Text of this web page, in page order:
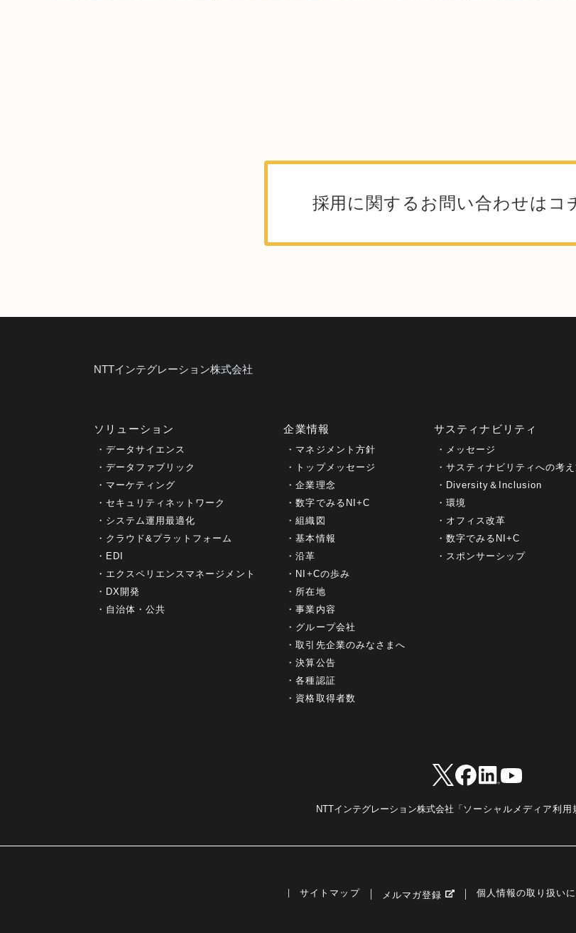
採用に関するお問い合わせはコ
NTTインテグレーション株式会社
ソリューション
データサイエンス
データファブリック
マーケティング
セキュリティネットワーク
システム運用最適化
クラウド&プラットフォーム
EDI
エクスペリエンスマネージメント
DX開発
自治体・公共
企業情報
マネジメント方針
トップメッセージ
企業理念
数字でみるNI+C
組織図
基本情報
沿革
NI+Cの歩み
所在地
事業内容
グループ会社
取引先企業のみなさまへ
決算公告
各種認証
資格取得者数
サスティナビリティ
メッセージ
サスティナビリティへの考
Diversity＆Inclusion
環境
オフィス改革
数字でみるNI+C
スポンサーシップ
NTTインテグレーション株式会社「 ソーシャルメディア利用
サイトマップ メルマガ登録 個人情報の取り扱い